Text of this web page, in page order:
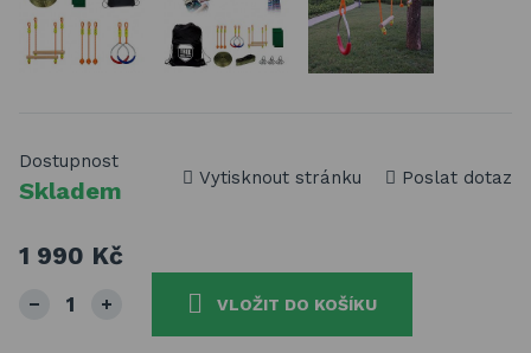
Dostupnost
Skladem Vytisknout stránku Poslat dotaz
1 990 Kč
VLOŽIT DO KOŠÍKU